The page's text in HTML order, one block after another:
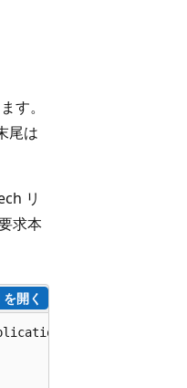
す。
尾は
リ
求本
開く
json" -d '{